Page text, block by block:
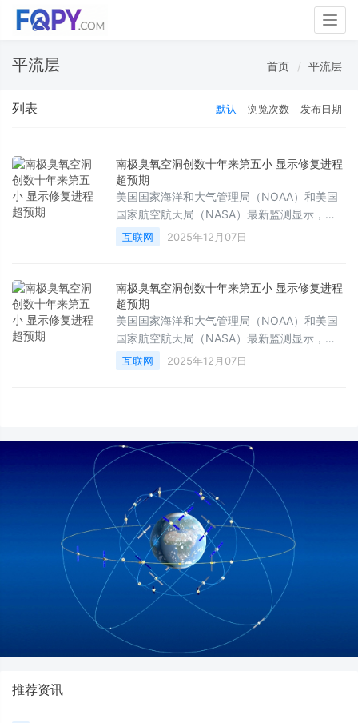
平流层 首页 平流层
列表 默认 浏览次数 发布日期
南极臭氧空洞创数十年来第五小 显示修复进程
超预期
美国国家海洋和大气管理局（NOAA）和美国
国家航空航天局（NASA）最新监测显示，
2025年南极上空形成的臭氧空洞面积明显缩
小、持续时间也显著缩短，成为自1992年以来
间上比过去十年平均提前近三周瓦解。
互联网 2025年12月07日
南极臭氧空洞创数十年来第五小 显示修复进程
超预期
美国国家海洋和大气管理局（NOAA）和美国
国家航空航天局（NASA）最新监测显示，
2025年南极上空形成的臭氧空洞面积明显缩
小、持续时间也显著缩短，成为自1992年以来
互联网 2025年12月07日
推荐资讯